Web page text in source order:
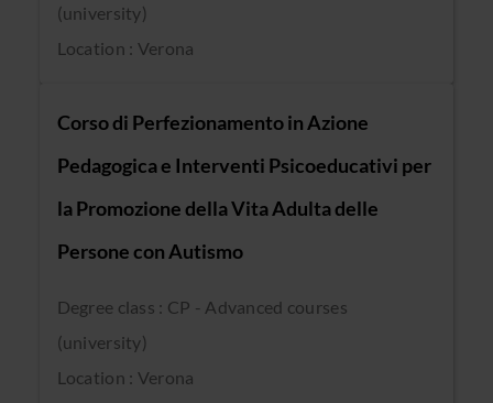
(university)
Location : Verona
Corso di Perfezionamento in Azione
Pedagogica e Interventi Psicoeducativi per
la Promozione della Vita Adulta delle
Persone con Autismo
Degree class : CP - Advanced courses
(university)
Location : Verona